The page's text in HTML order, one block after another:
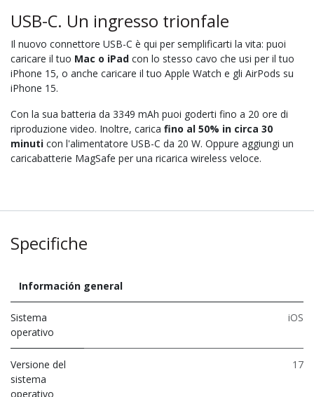
USB-C. Un ingresso trionfale
Il nuovo connettore USB-C è qui per semplificarti la vita: puoi
caricare il tuo Mac o iPad con lo stesso cavo che usi per il tuo
iPhone 15, o anche caricare il tuo Apple Watch e gli AirPods su
iPhone 15.
Con la sua batteria da 3349 mAh puoi goderti fino a 20 ore di
riproduzione video. Inoltre, carica fino al 50% in circa 30
minuti con l'alimentatore USB-C da 20 W. Oppure aggiungi un
caricabatterie MagSafe per una ricarica wireless veloce.
Specifiche
Información general
Sistema
operativo
iOS
Versione del
sistema
operativo
17